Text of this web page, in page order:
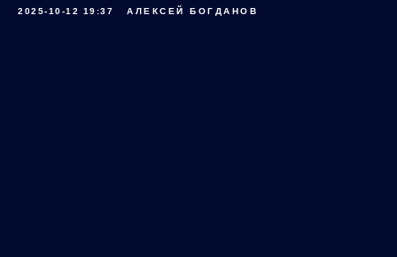
2025-10-12 19:37 АЛЕКСЕЙ БОГДАНОВ